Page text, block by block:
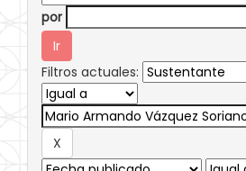
por
Filtros actuales: